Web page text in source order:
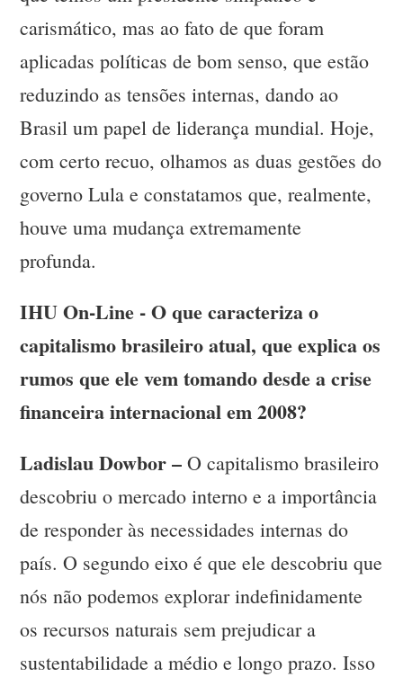
carismático, mas ao fato de que foram
aplicadas políticas de bom senso, que estão
reduzindo as tensões internas, dando ao
Brasil um papel de liderança mundial. Hoje,
com certo recuo, olhamos as duas gestões do
governo Lula e constatamos que, realmente,
houve uma mudança extremamente
profunda.
IHU On-Line - O que caracteriza o
capitalismo brasileiro atual, que explica os
rumos que ele vem tomando desde a crise
financeira internacional em 2008?
Ladislau Dowbor – O capitalismo brasileiro
descobriu o mercado interno e a importância
de responder às necessidades internas do
país. O segundo eixo é que ele descobriu que
nós não podemos explorar indefinidamente
os recursos naturais sem prejudicar a
sustentabilidade a médio e longo prazo. Isso